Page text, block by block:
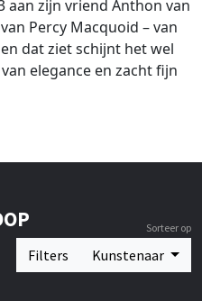
aan zijn vriend Anthon van
Percy Macquoid – van
dat ziet schijnt het wel
elegance en zacht fijn
Filters
Sorteer op
Kunstenaar